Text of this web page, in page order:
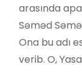
arasında
Səməd
Ona bu adı
verib. O,